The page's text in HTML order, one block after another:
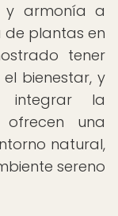
y armonía a
de plantas en
tener
bienestar, y
integrar la
una
natural,
sereno